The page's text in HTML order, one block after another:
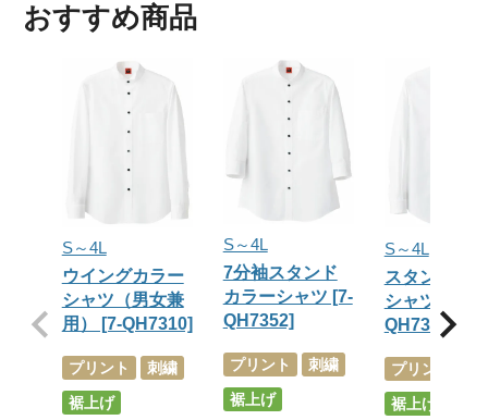
おすすめ商品
S～4L
ウイングカラー
シャツ（男女兼
用） [7-QH7310]
プリント
刺繍
裾上げ
S～4L
7分袖スタンド
カラーシャツ [7-
QH7352]
プリント
刺繍
裾上げ
S～4L
スタンドカ
シャツ [7-
QH7314]
プリント
裾上げ